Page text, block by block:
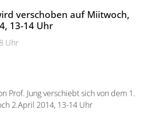
verschoben auf Miitwoch,
13-14 Uhr
Uhr
Prof. Jung verschiebt sich von dem 1.
2.April 2014, 13-14 Uhr